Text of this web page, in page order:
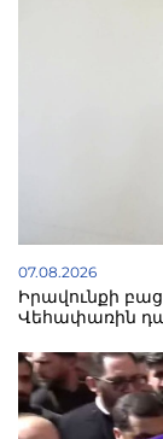
07.08.2026
Իրավունքի
Վեհափառին